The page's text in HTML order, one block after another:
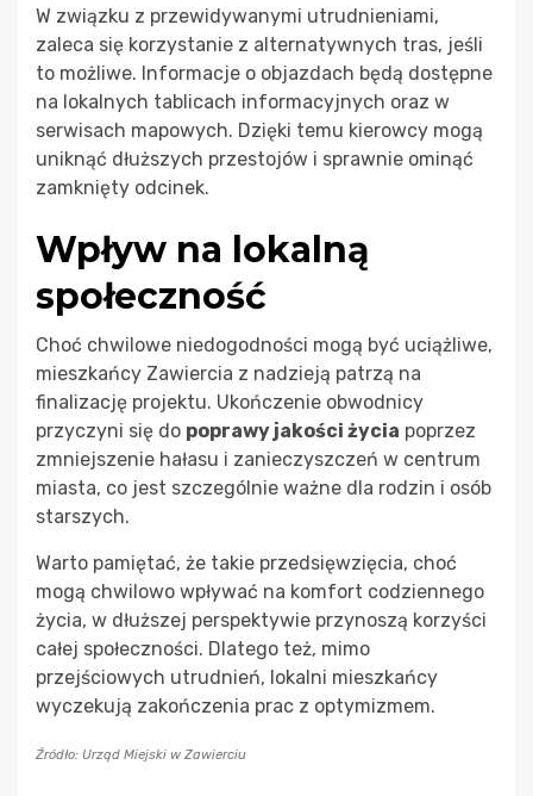
W związku z przewidywanymi utrudnieniami,
zaleca się korzystanie z alternatywnych tras, jeśli
to możliwe. Informacje o objazdach będą dostępne
na lokalnych tablicach informacyjnych oraz w
serwisach mapowych. Dzięki temu kierowcy mogą
uniknąć dłuższych przestojów i sprawnie ominąć
zamknięty odcinek.
Wpływ na lokalną
społeczność
Choć chwilowe niedogodności mogą być uciążliwe,
mieszkańcy Zawiercia z nadzieją patrzą na
finalizację projektu. Ukończenie obwodnicy
przyczyni się do poprawy jakości życia poprzez
zmniejszenie hałasu i zanieczyszczeń w centrum
miasta, co jest szczególnie ważne dla rodzin i osób
starszych.
Warto pamiętać, że takie przedsięwzięcia, choć
mogą chwilowo wpływać na komfort codziennego
życia, w dłuższej perspektywie przynoszą korzyści
całej społeczności. Dlatego też, mimo
przejściowych utrudnień, lokalni mieszkańcy
wyczekują zakończenia prac z optymizmem.
Źródło: Urząd Miejski w Zawierciu